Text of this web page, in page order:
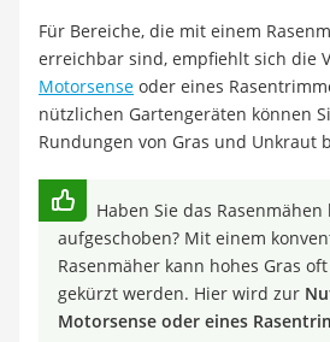
Für Bereiche, die mit einem
erreichbar sind, empfiehlt sich die
Motorsense oder eines
nützlichen Gartengeräten können
Rundungen von Gras und Unkraut
Haben Sie das Rasenmähen
aufgeschoben? Mit einem
Rasenmäher kann hohes Gras
gekürzt werden. Hier wird zur
Motorsense oder eines